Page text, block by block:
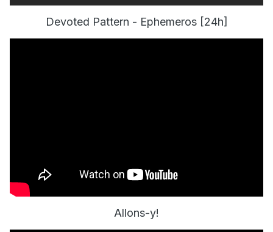
Devoted Pattern - Ephemeros [24h]
Allons-y!